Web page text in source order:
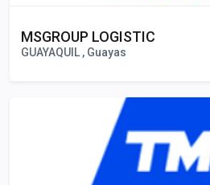
MSGROUP LOGISTIC
GUAYAQUIL , Guayas